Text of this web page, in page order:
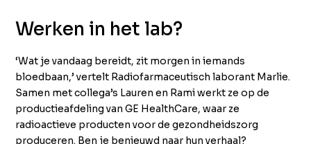
Werken in het lab?
‘Wat je vandaag bereidt, zit morgen in iemands
bloedbaan,’ vertelt Radiofarmaceutisch laborant Marlie.
Samen met collega’s Lauren en Rami werkt ze op de
productieafdeling van GE HealthCare, waar ze
radioactieve producten voor de gezondheidszorg
produceren. Ben je benieuwd naar hun verhaal?